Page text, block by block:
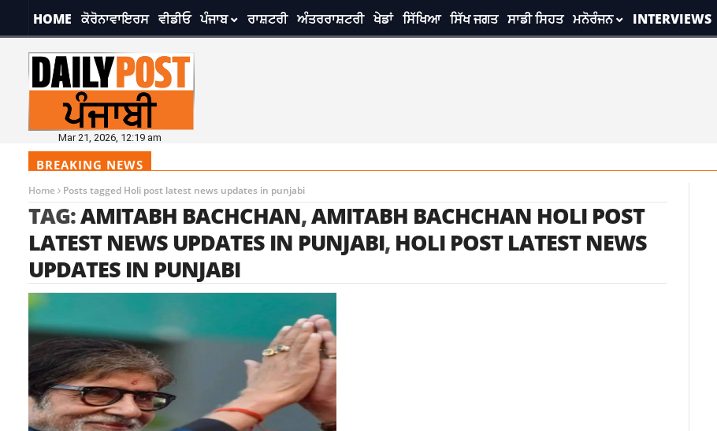
HOME ਕੋਰੋਨਾਵਾਇਰਸ ਵੀਡੀਓ ਪੰਜਾਬ ਰਾਸ਼ਟਰੀ ਅੰਤਰਰਾਸ਼ਟਰੀ ਖੇਡਾਂ ਸਿੱਖਿਆ ਸਿੱਖ ਜਗਤ ਸਾਡੀ ਸਿਹਤ ਮਨੋਰੰਜਨ INTERVIEWS
Mar 21, 2026, 12:19 am
BREAKING NEWS
Home Posts tagged Holi post latest news updates in punjabi
TAG:AMITABH BACHCHAN,AMITABH BACHCHAN HOLI POST
LATEST NEWS UPDATES IN PUNJABI, HOLI POST LATEST NEWS
UPDATES IN PUNJABI